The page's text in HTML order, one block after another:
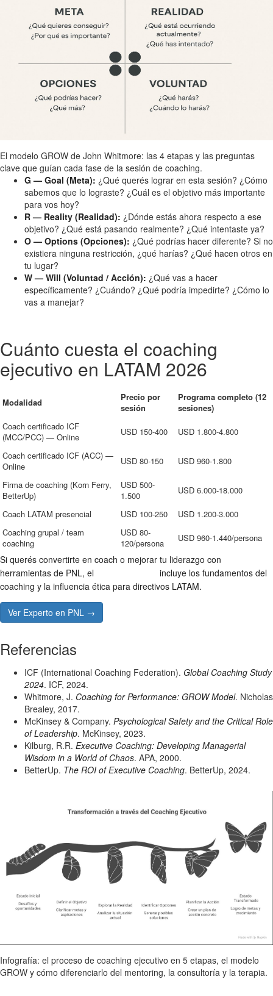
El modelo GROW de John Whitmore: las 4 etapas y las preguntas
clave que guían cada fase de la sesión de coaching.
G — Goal (Meta): ¿Qué querés lograr en esta sesión? ¿Cómo
sabemos que lo lograste? ¿Cuál es el objetivo más importante
para vos hoy?
R — Reality (Realidad): ¿Dónde estás ahora respecto a ese
objetivo? ¿Qué está pasando realmente? ¿Qué intentaste ya?
O — Options (Opciones): ¿Qué podrías hacer diferente? Si no
existiera ninguna restricción, ¿qué harías? ¿Qué hacen otros en
tu lugar?
W — Will (Voluntad / Acción): ¿Qué vas a hacer
específicamente? ¿Cuándo? ¿Qué podría impedirte? ¿Cómo lo
vas a manejar?
Cuánto cuesta el coaching
ejecutivo en LATAM 2026
Modalidad
Precio por
sesión
Programa completo (12
sesiones)
Coach certificado ICF
(MCC/PCC) — Online
USD 150-400 USD 1.800-4.800
Coach certificado ICF (ACC) —
Online
USD 80-150 USD 960-1.800
Firma de coaching (Korn Ferry,
BetterUp)
USD 500-
1.500
USD 6.000-18.000
Coach LATAM presencial USD 100-250
USD 1.200-3.000
Coaching grupal / team
coaching
USD 80-
120/persona
USD 960-1.440/persona
Si querés convertirte en coach o mejorar tu liderazgo con
herramientas de PNL, el
incluye los fundamentos del
coaching y la influencia ética para directivos LATAM.
Ver Experto en PNL →
Referencias
ICF (International Coaching Federation). Global Coaching Study
2024. ICF, 2024.
Whitmore, J. Coaching for Performance: GROW Model. Nicholas
Brealey, 2017.
McKinsey & Company. Psychological Safety and the Critical Role
of Leadership. McKinsey, 2023.
Kilburg, R.R. Executive Coaching: Developing Managerial
Wisdom in a World of Chaos. APA, 2000.
BetterUp. The ROI of Executive Coaching. BetterUp, 2024.
Infografía: el proceso de coaching ejecutivo en 5 etapas, el modelo
GROW y cómo diferenciarlo del mentoring, la consultoría y la terapia.